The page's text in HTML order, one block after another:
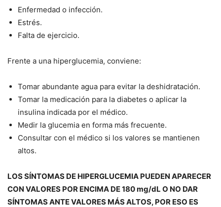
Enfermedad o infección.
Estrés.
Falta de ejercicio.
Frente a una hiperglucemia, conviene:
Tomar abundante agua para evitar la deshidratación.
Tomar la medicación para la diabetes o aplicar la
insulina indicada por el médico.
Medir la glucemia en forma más frecuente.
Consultar con el médico si los valores se mantienen
altos.
LOS SÍNTOMAS DE HIPERGLUCEMIA PUEDEN APARECER
CON VALORES POR ENCIMA DE 180 mg/dL O NO DAR
SÍNTOMAS ANTE VALORES MÁS ALTOS, POR ESO ES